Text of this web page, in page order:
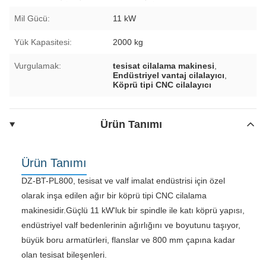
Mil Gücü: 11 kW
Yük Kapasitesi: 2000 kg
Vurgulamak: tesisat cilalama makinesi
Endüstriyel vantaj cilalayıcı
Köprü tipi CNC cilalayıcı
Ürün Tanımı
Ürün Tanımı
DZ-BT-PL800, tesisat ve valf imalat endüstrisi için özel
olarak inşa edilen ağır bir köprü tipi CNC cilalama
makinesidir.Güçlü 11 kW'luk bir spindle ile katı köprü yapısı,
endüstriyel valf bedenlerinin ağırlığını ve boyutunu taşıyor,
büyük boru armatürleri, flanslar ve 800 mm çapına kadar
olan tesisat bileşenleri.